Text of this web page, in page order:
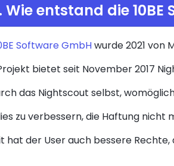
Wie entstand die
Software GmbHwurde 2021 von
bietet seit November 2017
das Nightscout selbst,
zu verbessern, die Haftung nicht
hat der User auch bessere